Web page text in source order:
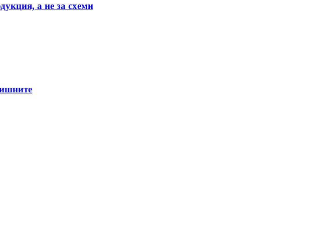
а не за схеми